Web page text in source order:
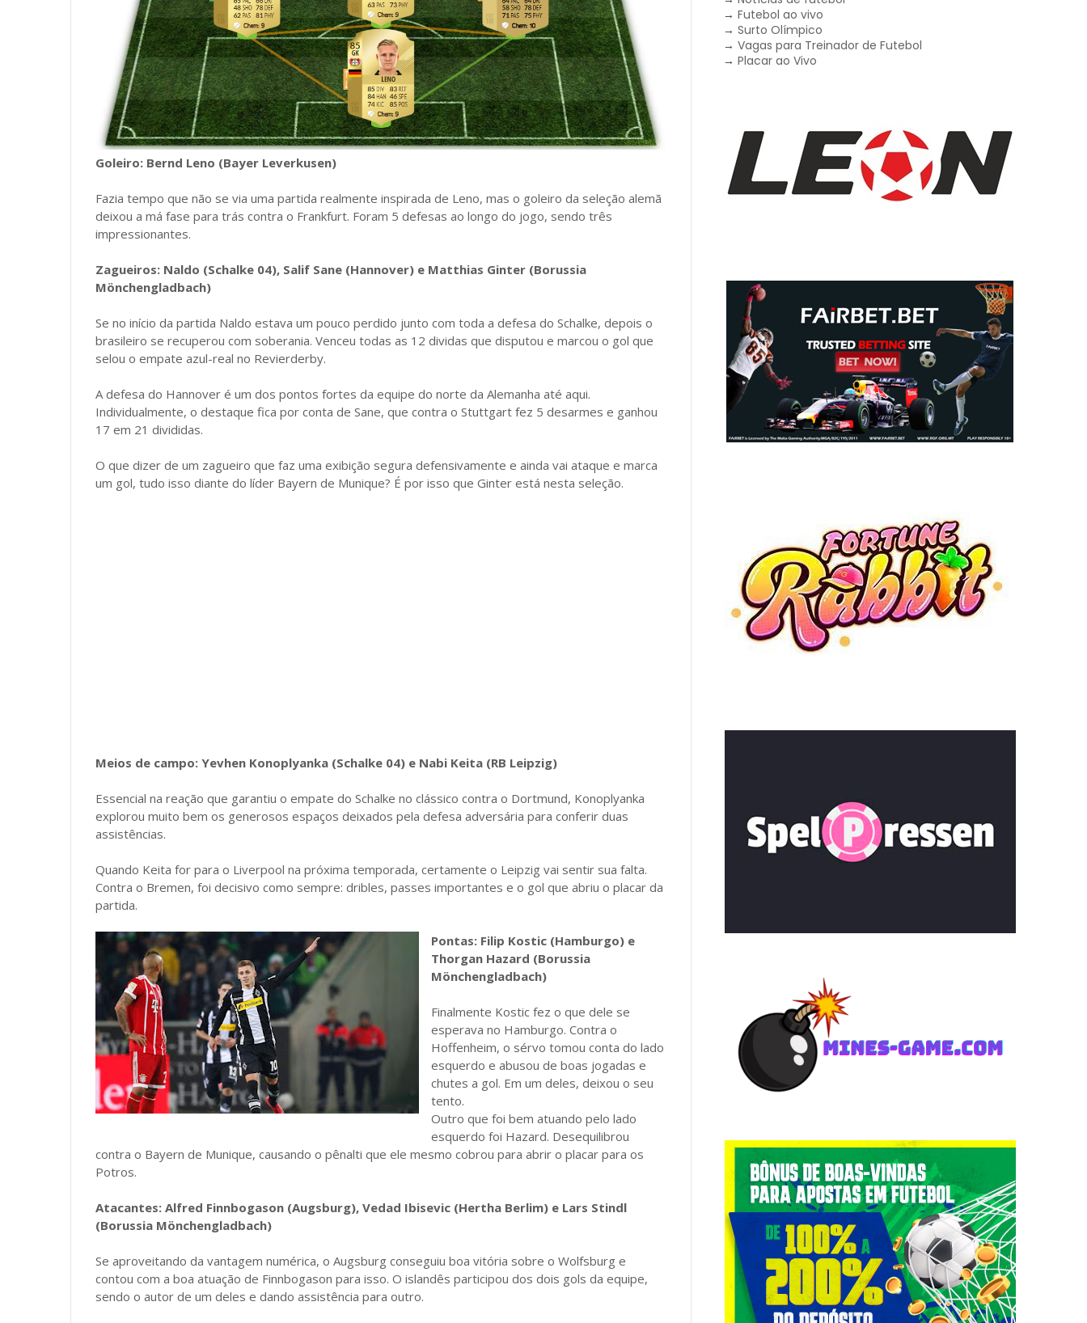
Goleiro: Bernd Leno (Bayer Leverkusen)
Fazia tempo que não se via uma partida realmente inspirada de Leno, mas o goleiro da seleção alemã
deixou a má fase para trás contra o Frankfurt. Foram 5 defesas ao longo do jogo, sendo três
impressionantes.
Zagueiros: Naldo (Schalke 04), Salif Sane (Hannover) e Matthias Ginter (Borussia
Mönchengladbach)
Se no início da partida Naldo estava um pouco perdido junto com toda a defesa do Schalke, depois o
brasileiro se recuperou com soberania. Venceu todas as 12 dividas que disputou e marcou o gol que
selou o empate azul-real no Revierderby.
A defesa do Hannover é um dos pontos fortes da equipe do norte da Alemanha até aqui.
Individualmente, o destaque fica por conta de Sane, que contra o Stuttgart fez 5 desarmes e ganhou
17 em 21 divididas.
O que dizer de um zagueiro que faz uma exibição segura defensivamente e ainda vai ataque e marca
um gol, tudo isso diante do líder Bayern de Munique? É por isso que Ginter está nesta seleção.
Meios de campo: Yevhen Konoplyanka (Schalke 04) e Nabi Keita (RB Leipzig)
Essencial na reação que garantiu o empate do Schalke no clássico contra o Dortmund, Konoplyanka
explorou muito bem os generosos espaços deixados pela defesa adversária para conferir duas
assistências.
Quando Keita for para o Liverpool na próxima temporada, certamente o Leipzig vai sentir sua falta.
Contra o Bremen, foi decisivo como sempre: dribles, passes importantes e o gol que abriu o placar da
partida.
Pontas: Filip Kostic (Hamburgo) e
Thorgan Hazard (Borussia
Mönchengladbach)
Finalmente Kostic fez o que dele se
esperava no Hamburgo. Contra o
Hoffenheim, o sérvo tomou conta do lado
esquerdo e abusou de boas jogadas e
chutes a gol. Em um deles, deixou o seu
tento.
Outro que foi bem atuando pelo lado
esquerdo foi Hazard. Desequilibrou
contra o Bayern de Munique, causando o pênalti que ele mesmo cobrou para abrir o placar para os
Potros.
Atacantes: Alfred Finnbogason (Augsburg), Vedad Ibisevic (Hertha Berlim) e Lars Stindl
(Borussia Mönchengladbach)
Se aproveitando da vantagem numérica, o Augsburg conseguiu boa vitória sobre o Wolfsburg e
contou com a boa atuação de Finnbogason para isso. O islandês participou dos dois gols da equipe,
sendo o autor de um deles e dando assistência para outro.
→Futebol ao vivo
→Surto Olímpico
→Vagas para Treinador de Futebol
→Placar ao Vivo